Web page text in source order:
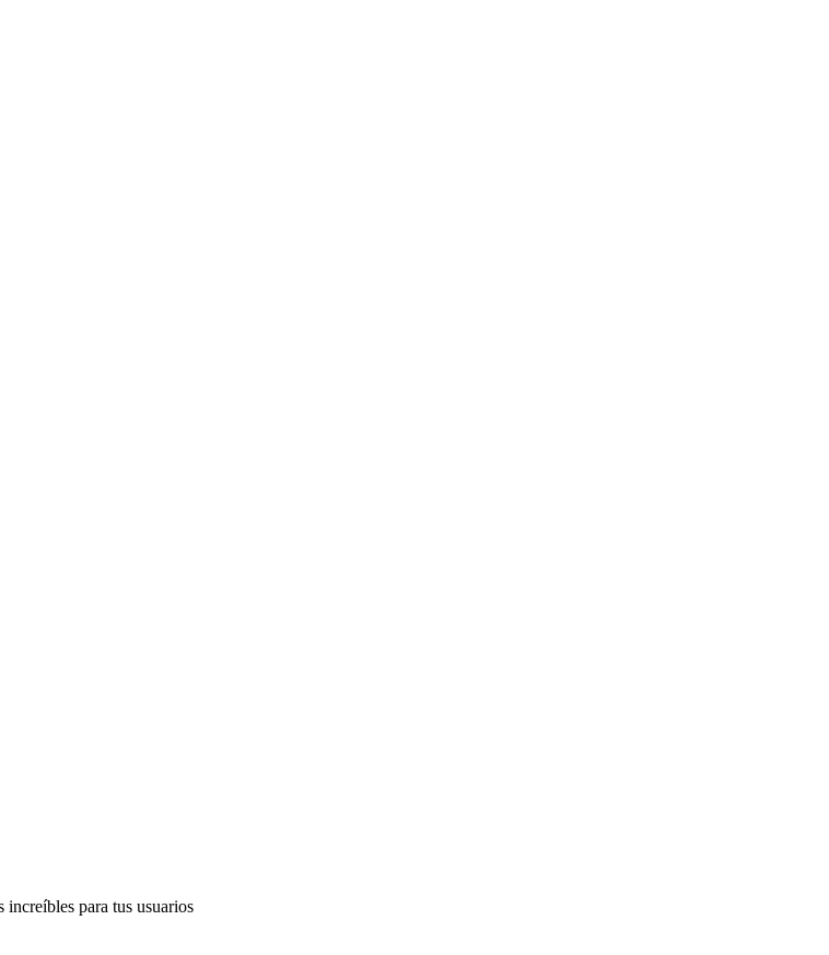
increíbles para tus usuarios